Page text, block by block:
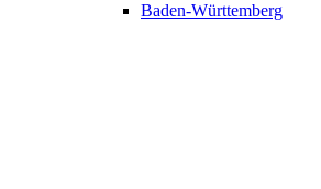
Baden-Württemberg